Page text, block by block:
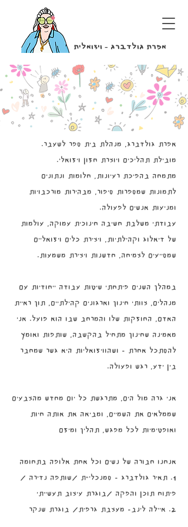
אפרת גולדברג - ויזואלית
אפרת גולדברג, מנהלת בית ספר לשעבר.
מובילת תהליכים ויוצרת חזון ויזואלי.
מתמחה בהפיכת רעיונות, חלומות ונתונים
לתמונות שמספרות סיפור, מבהירות מורכבויות
ומניעות אנשים לפעולה.
עבודתי משלבת חשיבה חינוכית עמוקה, עולמות
של דיאלוג וקהילתיות, ויצירת כלים ויזואליים
שמסייעים לצמיחה, חדשנות ויצירת משמעות.
במהלך השנים פיתחתי שיטות עבודה ייחודיות עם
מנהלים, צוותי חינוך וארגונים קהילתיים, תוך ראיית
האדם, החוזקות שלו והמרחב שבו הוא פועל. אני
מאמינה שחינוך מתחיל בהקשבה, שותפות ואומץ
להסתכל אחרת - ושהוויזואליות היא גשר שמחבר
בין ידע, רגש ופעולה.
אני גרה מול הים, מתרגשת כל יום מחדש מהצבעים
שממלאים את השמיים, ומביאה את אותה חיות
ואופטימיות לכל מפגש, תהליך ומיזם
אנחנו חבורה של נשים וכל אחת אלופה בתחומה
1. תאיר גולדברג - סמנכלי"ת /שותפה נדירה /
פיתוח תוכן והפקה /בוגרת עיצוב תעשייתי
2. איילה לינב- מעצבת גרפית/ בוגרת שנקר